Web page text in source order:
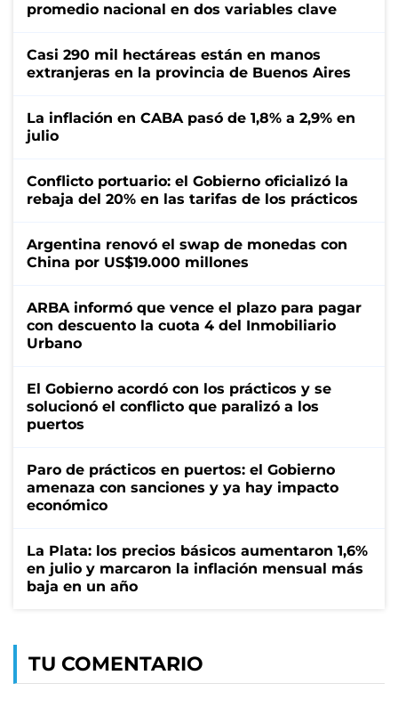
promedio nacional en dos variables clave
Casi 290 mil hectáreas están en manos
extranjeras en la provincia de Buenos Aires
La inflación en CABA pasó de 1,8% a 2,9% en
julio
Conflicto portuario: el Gobierno oficializó la
rebaja del 20% en las tarifas de los prácticos
Argentina renovó el swap de monedas con
China por US$19.000 millones
ARBA informó que vence el plazo para pagar
con descuento la cuota 4 del Inmobiliario
Urbano
El Gobierno acordó con los prácticos y se
solucionó el conflicto que paralizó a los
puertos
Paro de prácticos en puertos: el Gobierno
amenaza con sanciones y ya hay impacto
económico
La Plata: los precios básicos aumentaron 1,6%
en julio y marcaron la inflación mensual más
baja en un año
TU COMENTARIO